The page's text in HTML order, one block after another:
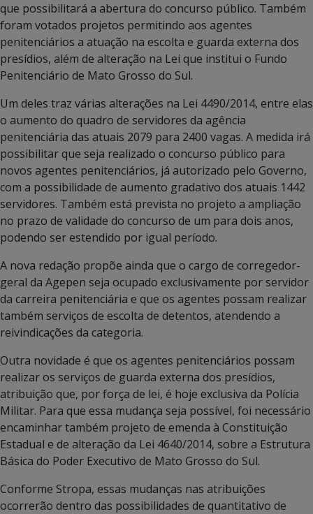
que possibilitará a abertura do concurso público. Também
foram votados projetos permitindo aos agentes
penitenciários a atuação na escolta e guarda externa dos
presídios, além de alteração na Lei que institui o Fundo
Penitenciário de Mato Grosso do Sul.
Um deles traz várias alterações na Lei 4490/2014, entre elas
o aumento do quadro de servidores da agência
penitenciária das atuais 2079 para 2400 vagas. A medida irá
possibilitar que seja realizado o concurso público para
novos agentes penitenciários, já autorizado pelo Governo,
com a possibilidade de aumento gradativo dos atuais 1442
servidores. Também está prevista no projeto a ampliação
no prazo de validade do concurso de um para dois anos,
podendo ser estendido por igual período.
A nova redação propõe ainda que o cargo de corregedor-
geral da Agepen seja ocupado exclusivamente por servidor
da carreira penitenciária e que os agentes possam realizar
também serviços de escolta de detentos, atendendo a
reivindicações da categoria.
Outra novidade é que os agentes penitenciários possam
realizar os serviços de guarda externa dos presídios,
atribuição que, por força de lei, é hoje exclusiva da Polícia
Militar. Para que essa mudança seja possível, foi necessário
encaminhar também projeto de emenda à Constituição
Estadual e de alteração da Lei 4640/2014, sobre a Estrutura
Básica do Poder Executivo de Mato Grosso do Sul.
Conforme Stropa, essas mudanças nas atribuições
ocorrerão dentro das possibilidades de quantitativo de